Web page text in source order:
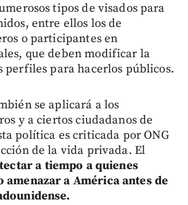
tipos de visados para
entre ellos los de
o participantes en
que deben modificar la
perfiles para hacerlos públicos.
se aplicará a los
y a ciertos ciudadanos de
política es criticada por ONG
de la vida privada. El
a tiempo a quienes
a América antes de